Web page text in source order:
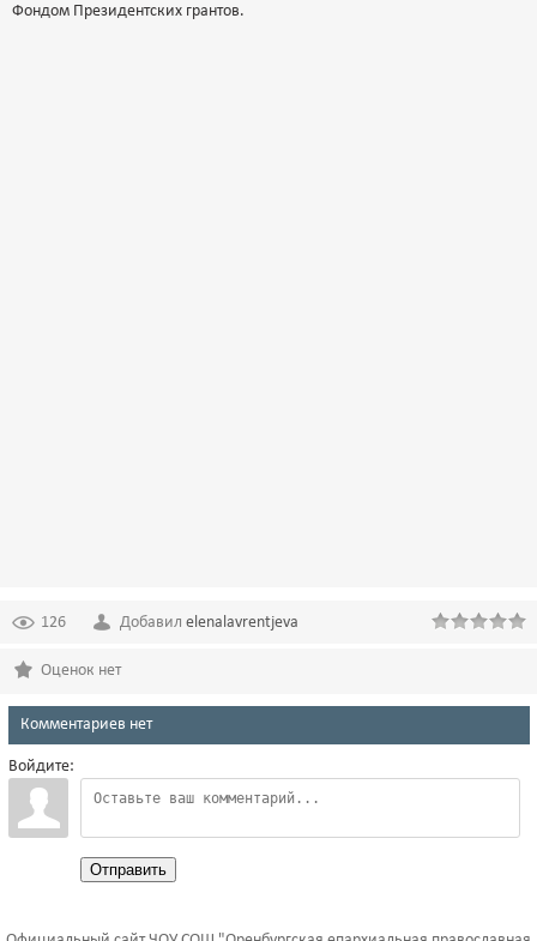
Фондом Президентских грантов.
126 Добавил elenalavrentjeva
Оценок нет
Комментариев нет
Войдите:
Отправить